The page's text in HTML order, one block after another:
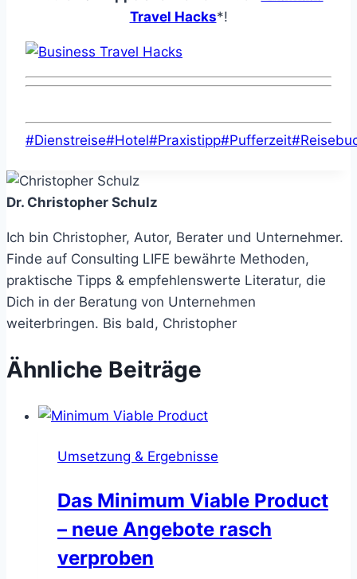
Travel Hacks*!
Schlagworte:
#Dienstreise#Hotel#Praxistipp#Pufferzeit#
Dr. Christopher Schulz
Ich bin Christopher, Autor, Berater und Unternehmer.
Finde auf Consulting LIFE bewährte Methoden,
praktische Tipps & empfehlenswerte Literatur, die
Dich in der Beratung von Unternehmen
weiterbringen. Bis bald, Christopher
Ähnliche Beiträge
Umsetzung & Ergebnisse
Das Minimum Viable Product
– neue Angebote rasch
verproben